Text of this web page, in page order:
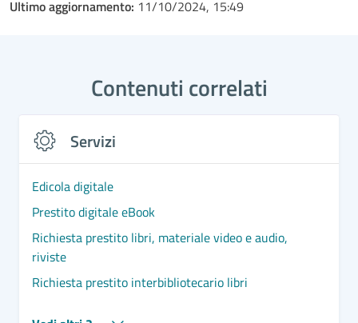
Ultimo aggiornamento: 11/10/2024, 15:49
Contenuti correlati
Servizi
Edicola digitale
Prestito digitale eBook
Richiesta prestito libri, materiale video e audio,
riviste
Richiesta prestito interbibliotecario libri